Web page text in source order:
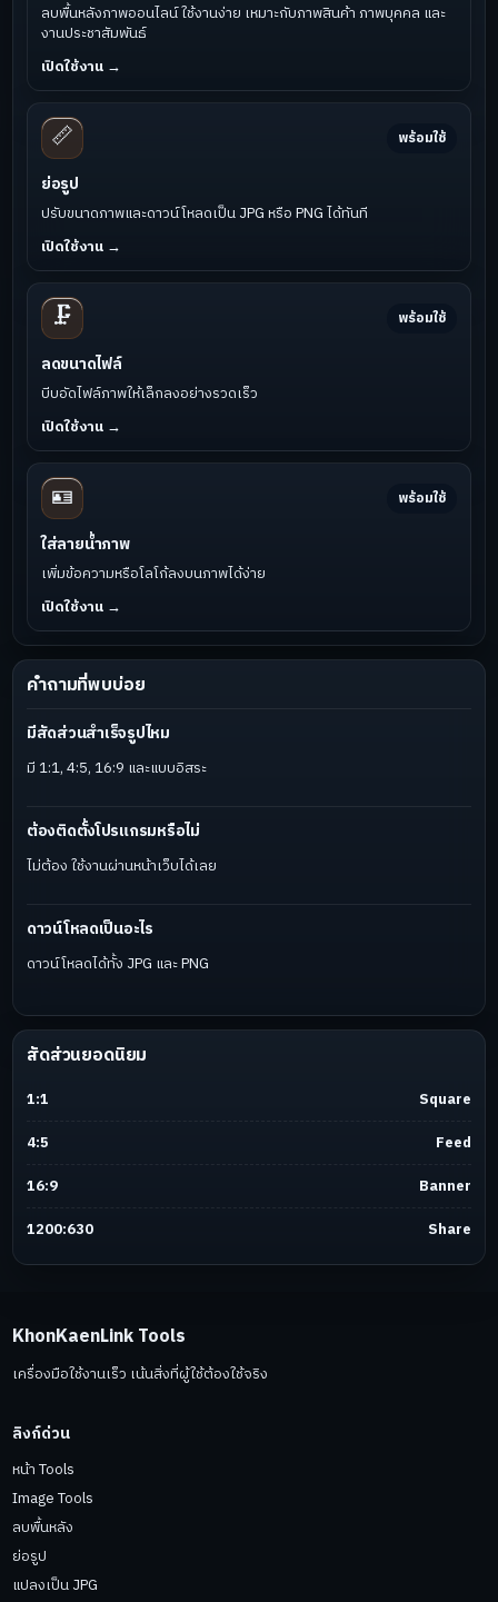
ลบพื้นหลังภาพออนไลน์ ใช้งานง่าย เหมาะกับภาพสินค้า ภาพบุคคล และ
งานประชาสัมพันธ์
เปิดใช้งาน →
📏 พร้อมใช้
ย่อรูป
ปรับขนาดภาพและดาวน์โหลดเป็น JPG หรือ PNG ได้ทันที
เปิดใช้งาน →
🗜️ พร้อมใช้
ลดขนาดไฟล์
บีบอัดไฟล์ภาพให้เล็กลงอย่างรวดเร็ว
เปิดใช้งาน →
🪪 พร้อมใช้
ใส่ลายน้ำภาพ
เพิ่มข้อความหรือโลโก้ลงบนภาพได้ง่าย
เปิดใช้งาน →
คำถามที่พบบ่อย
มีสัดส่วนสำเร็จรูปไหม
มี 1:1, 4:5, 16:9 และแบบอิสระ
ต้องติดตั้งโปรแกรมหรือไม่
ไม่ต้อง ใช้งานผ่านหน้าเว็บได้เลย
ดาวน์โหลดเป็นอะไร
ดาวน์โหลดได้ทั้ง JPG และ PNG
สัดส่วนยอดนิยม
1:1
Square
4:5
Feed
16:9
Banner
1200:630
Share
KhonKaenLink Tools
เครื่องมือใช้งานเร็ว เน้นสิ่งที่ผู้ใช้ต้องใช้จริง
ลิงก์ด่วน
หน้า Tools
Image Tools
ลบพื้นหลัง
ย่อรูป
แปลงเป็น JPG